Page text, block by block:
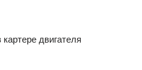
двигателя